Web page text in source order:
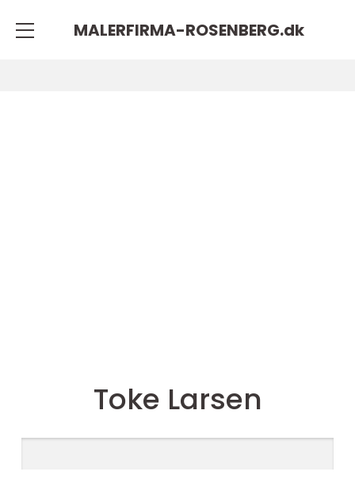
MALERFIRMA-ROSENBERG.dk
Toke Larsen